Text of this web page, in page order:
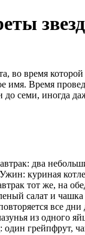
во время
имя. Время
до семи, иногда
два
куриная
тот же, на
салат и чашка
все
из одного
грейпфрут,